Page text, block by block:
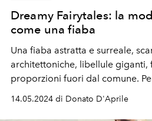
Dreamy Fairytales: la
come una fiaba
Una fiaba astratta e surreale,
architettoniche, libellule giganti,
proporzioni fuori dal comune.
14.05.2024 di Donato D'Aprile